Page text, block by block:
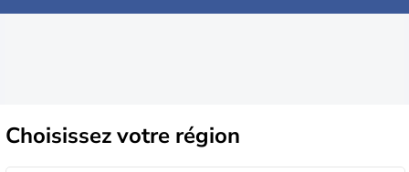
Choisissezvotre région